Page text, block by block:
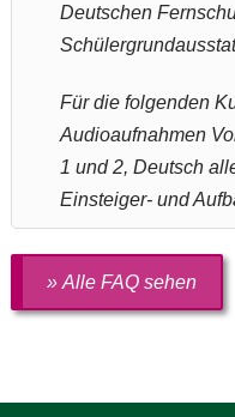
Deutschen
Für die folgenden
Audioaufnahmen
1 und 2, Deutsch
Einsteiger- und
» Alle FAQ sehen